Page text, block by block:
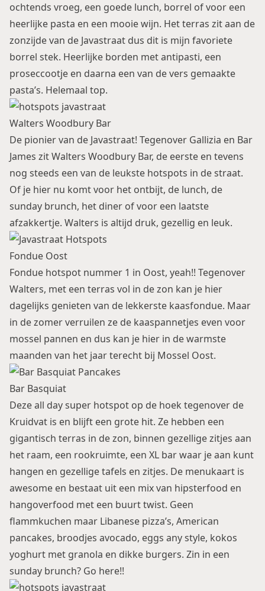
ochtends vroeg, een goede lunch, borrel of voor een
heerlijke pasta en een mooie wijn. Het terras zit aan de
zonzijde van de Javastraat dus dit is mijn favoriete
borrel stek. Heerlijke borden met antipasti, een
proseccootje en daarna een van de vers gemaakte
pasta’s. Helemaal top.
Walters Woodbury Bar
De pionier van de Javastraat! Tegenover Gallizia en Bar
James zit Walters Woodbury Bar, de eerste en tevens
nog steeds een van de leukste hotspots in de straat.
Of je hier nu komt voor het ontbijt, de lunch, de
sunday brunch, het diner of voor een laatste
afzakkertje. Walters is altijd druk, gezellig en leuk.
Fondue Oost
Fondue hotspot nummer 1 in Oost, yeah!! Tegenover
Walters, met een terras vol in de zon kan je hier
dagelijks genieten van de lekkerste kaasfondue. Maar
in de zomer verruilen ze de kaaspannetjes even voor
mossel pannen en dus kan je hier in de warmste
maanden van het jaar terecht bij Mossel Oost.
Bar Basquiat
Deze all day super hotspot op de hoek tegenover de
Kruidvat is en blijft een grote hit. Ze hebben een
gigantisch terras in de zon, binnen gezellige zitjes aan
het raam, een rookruimte, een XL bar waar je aan kunt
hangen en gezellige tafels en zitjes. De menukaart is
awesome en bestaat uit een mix van hipsterfood en
hangoverfood met een buurt twist. Geen
flammkuchen maar Libanese pizza’s, American
pancakes, broodjes avocado, eggs any style, kokos
yoghurt met granola en dikke burgers. Zin in een
sunday brunch? Go here!!